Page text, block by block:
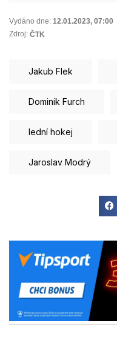
Vydáno dne: 12.01.2023, 07:00
Zdroj: ČTK
Jakub Flek
Dominik Furch
lední hokej
Jaroslav Modrý